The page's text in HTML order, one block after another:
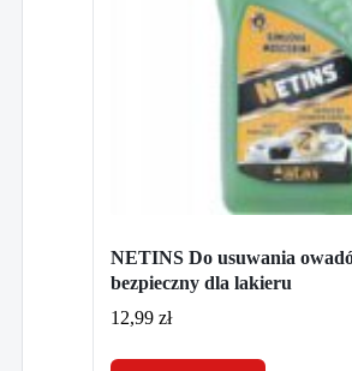
NETINS Do usuwania
bezpieczny dla lakieru
12,99 zł